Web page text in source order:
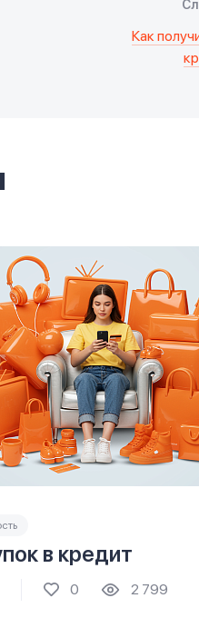
Как
в кредит
0 2 799